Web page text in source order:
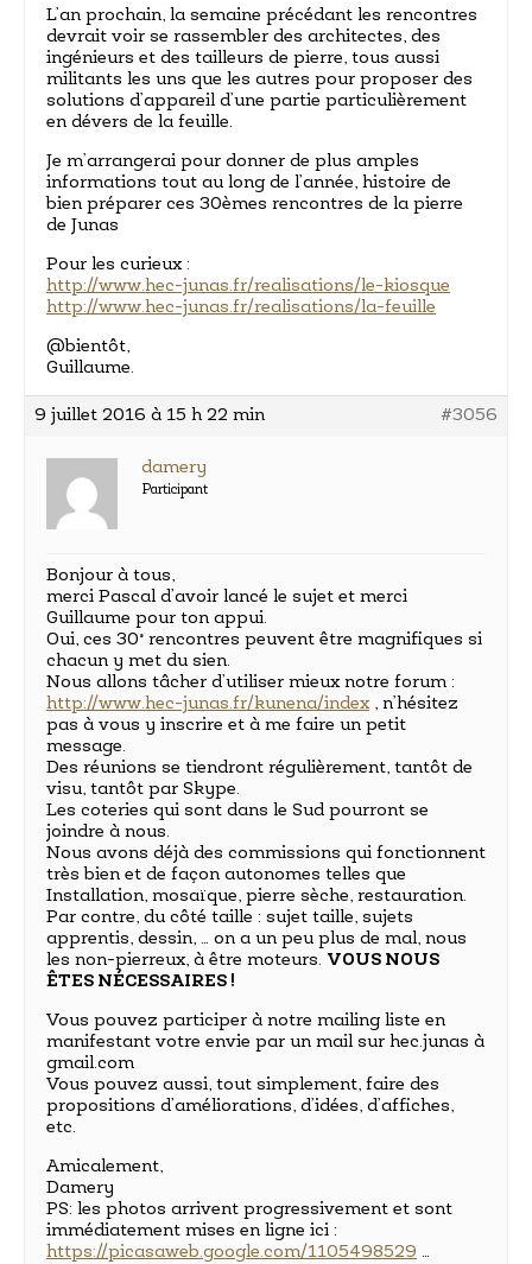
L’an prochain, la semaine précédant les rencontres
devrait voir se rassembler des architectes, des
ingénieurs et des tailleurs de pierre, tous aussi
militants les uns que les autres pour proposer des
solutions d’appareil d’une partie particulièrement
en dévers de la feuille.
Je m’arrangerai pour donner de plus amples
informations tout au long de l’année, histoire de
bien préparer ces 30èmes rencontres de la pierre
de Junas
Pour les curieux :
http://www.hec-junas.fr/realisations/le-kiosque
http://www.hec-junas.fr/realisations/la-feuille
@bientôt,
Guillaume.
9 juillet 2016 à 15 h 22 min #3056
damery
Participant
Bonjour à tous,
merci Pascal d’avoir lancé le sujet et merci
Guillaume pour ton appui.
Oui, ces 30° rencontres peuvent être magnifiques si
chacun y met du sien.
Nous allons tâcher d’utiliser mieux notre forum :
http://www.hec-junas.fr/kunena/index , n’hésitez
pas à vous y inscrire et à me faire un petit
message.
Des réunions se tiendront régulièrement, tantôt de
visu, tantôt par Skype.
Les coteries qui sont dans le Sud pourront se
joindre à nous.
Nous avons déjà des commissions qui fonctionnent
très bien et de façon autonomes telles que
Installation, mosaïque, pierre sèche, restauration.
Par contre, du côté taille : sujet taille, sujets
apprentis, dessin, … on a un peu plus de mal, nous
les non-pierreux, à être moteurs. VOUS NOUS
ÊTES NÉCESSAIRES !
Vous pouvez participer à notre mailing liste en
manifestant votre envie par un mail sur hec.junas à
gmail.com
Vous pouvez aussi, tout simplement, faire des
propositions d’améliorations, d’idées, d’affiches,
etc.
Amicalement,
Damery
PS: les photos arrivent progressivement et sont
immédiatement mises en ligne ici :
https://picasaweb.google.com/1105498529 …